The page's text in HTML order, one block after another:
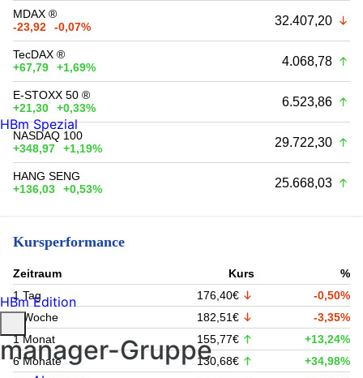
MDAX ®
-23,92
-0,07% 32.407,20
TecDAX ®
+67,79
+1,69% 4.068,78
E-STOXX 50 ®
+21,30
+0,33% 6.523,86
NASDAQ 100
+348,97
+1,19% 29.722,30
HANG SENG
+136,03
+0,53% 25.668,03
Kursperformance
Zeitraum Kurs
%
1 Tag
176,40€
-0,50%
1 Woche
182,51€
-3,35%
1 Monat
155,77€
+13,24%
6 Monate
130,68€
+34,98%
HBm Spezial
HBm Edition
manager-Gruppe